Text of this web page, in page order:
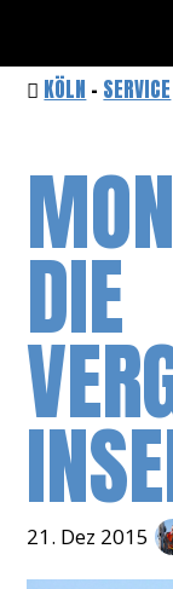
KÖLN - SERVICE
DIE
21. Dez 2015